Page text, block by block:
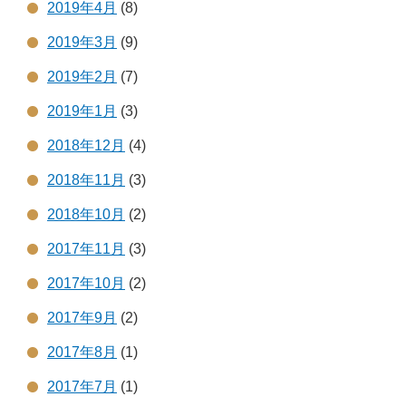
2019年4月 (8)
2019年3月 (9)
2019年2月 (7)
2019年1月 (3)
2018年12月 (4)
2018年11月 (3)
2018年10月 (2)
2017年11月 (3)
2017年10月 (2)
2017年9月 (2)
2017年8月 (1)
2017年7月 (1)